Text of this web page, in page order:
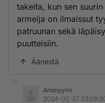
takeita, kun sen
armeija on ilmaissut
patruunan sekä
puutteisiin.
Äänestä
Anonyymi
2024-02-27